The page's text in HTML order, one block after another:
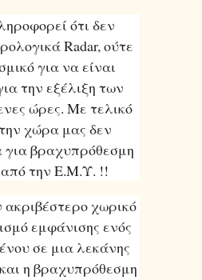
ότι δεν
Radar, ούτε
για να είναι
την εξέλιξη των
ώρες. Με τελικό
χώρα μας δεν
για βραχυπρόθεσμη
την Ε.Μ.Υ. !!
χωρικό
εμφάνισης ενός
σε μια λεκάνης
η βραχυπρόθεσμη